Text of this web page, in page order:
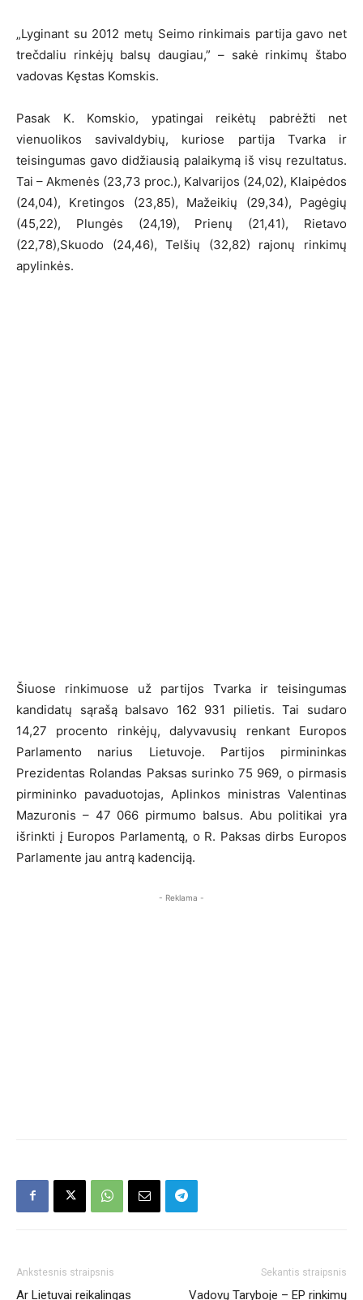
„Lyginant su 2012 metų Seimo rinkimais partija gavo net
trečdaliu rinkėjų balsų daugiau,” – sakė rinkimų štabo
vadovas Kęstas Komskis.
Pasak K. Komskio, ypatingai reikėtų pabrėžti net
vienuolikos savivaldybių, kuriose partija Tvarka ir
teisingumas gavo didžiausią palaikymą iš visų rezultatus.
Tai – Akmenės (23,73 proc.), Kalvarijos (24,02), Klaipėdos
(24,04), Kretingos (23,85), Mažeikių (29,34), Pagėgių
(45,22), Plungės (24,19), Prienų (21,41), Rietavo
(22,78),Skuodo (24,46), Telšių (32,82) rajonų rinkimų
apylinkės.
Šiuose rinkimuose už partijos Tvarka ir teisingumas
kandidatų sąrašą balsavo 162 931 pilietis. Tai sudaro
14,27 procento rinkėjų, dalyvavusių renkant Europos
Parlamento narius Lietuvoje. Partijos pirmininkas
Prezidentas Rolandas Paksas surinko 75 969, o pirmasis
pirmininko pavaduotojas, Aplinkos ministras Valentinas
Mazuronis – 47 066 pirmumo balsus. Abu politikai yra
išrinkti į Europos Parlamentą, o R. Paksas dirbs Europos
Parlamente jau antrą kadenciją.
- Reklama -
Ankstesnis straipsnis
Ar Lietuvai reikalingas
Sekantis straipsnis
Vadovų Taryboje – EP rinkimų